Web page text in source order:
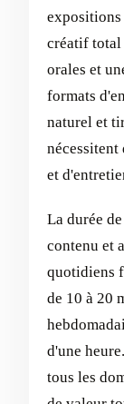
créatif total
orales et
formats
naturel et
nécessitent
et
La durée
contenu et
quotidiens
de 10 à 20
d'une
tous les